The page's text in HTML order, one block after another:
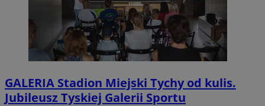
GALERIA Stadion Miejski Tychy od kulis.
Jubileusz Tyskiej Galerii Sportu